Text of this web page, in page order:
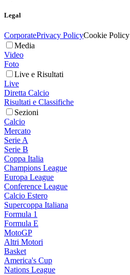
Legal
CorporatePrivacy PolicyCookie Policy
Media
Video
Foto
Live e Risultati
Live
Diretta Calcio
Risultati e Classifiche
Sezioni
Calcio
Mercato
Serie A
Serie B
Coppa Italia
Champions League
Europa League
Conference League
Calcio Estero
Supercoppa Italiana
Formula 1
Formula E
MotoGP
Altri Motori
Basket
America's Cup
Nations League